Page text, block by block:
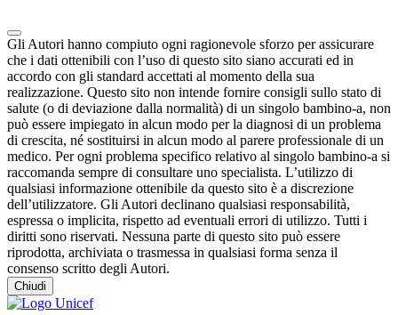
Gli Autori hanno compiuto ogni ragionevole sforzo per assicurare
che i dati ottenibili con l’uso di questo sito siano accurati ed in
accordo con gli standard accettati al momento della sua
realizzazione. Questo sito non intende fornire consigli sullo stato di
salute (o di deviazione dalla normalità) di un singolo bambino-a, non
può essere impiegato in alcun modo per la diagnosi di un problema
di crescita, né sostituirsi in alcun modo al parere professionale di un
medico. Per ogni problema specifico relativo al singolo bambino-a si
raccomanda sempre di consultare uno specialista. L’utilizzo di
qualsiasi informazione ottenibile da questo sito è a discrezione
dell’utilizzatore. Gli Autori declinano qualsiasi responsabilità,
espressa o implicita, rispetto ad eventuali errori di utilizzo. Tutti i
diritti sono riservati. Nessuna parte di questo sito può essere
riprodotta, archiviata o trasmessa in qualsiasi forma senza il
consenso scritto degli Autori.
Chiudi